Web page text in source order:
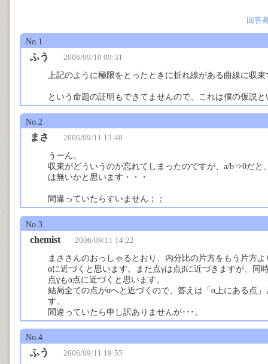
回答
No.1
ふう 2006/09/10 09:31
上記のように極限をとったときに折れ線がある曲線に収束
という命題の証明もできてませんので、これは僕の仮説
No.2
まさ 2006/09/11 13:48
うーん。
収束がどういうのか忘れてしまったのですが、a/b⇒0だと
は無いかと思います・・・
間違っていたらすいません；；
No.3
chemist 2006/09/11 14:22
まささんのおっしゃるとおり、内分比の片方をもう片方
αに近づくと思います。また点γは点βに近づきますが、同
点γもα点に近づくと思います。
結局全ての点がαへと近づくので、答えは「α上にある点
す。
間違っていたら申し訳ありませんが･･･。
No.4
ふう 2006/09/11 19:55